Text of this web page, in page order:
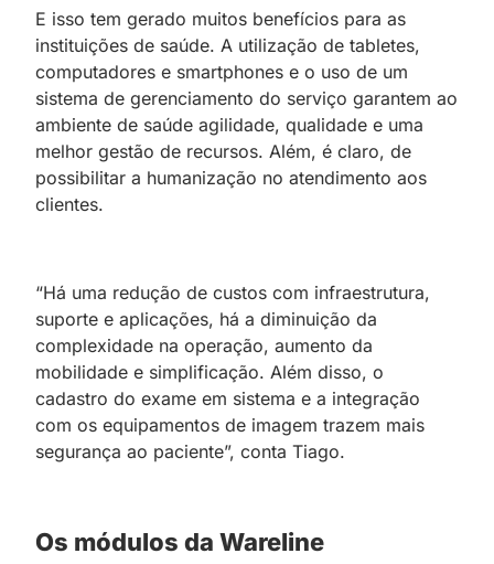
E isso tem gerado muitos benefícios para as
instituições de saúde. A utilização de tabletes,
computadores e smartphones e o uso de um
sistema de gerenciamento do serviço garantem ao
ambiente de saúde agilidade, qualidade e uma
melhor gestão de recursos. Além, é claro, de
possibilitar a humanização no atendimento aos
clientes.
“Há uma redução de custos com infraestrutura,
suporte e aplicações, há a diminuição da
complexidade na operação, aumento da
mobilidade e simplificação. Além disso, o
cadastro do exame em sistema e a integração
com os equipamentos de imagem trazem mais
segurança ao paciente”, conta Tiago.
Os módulos da Wareline